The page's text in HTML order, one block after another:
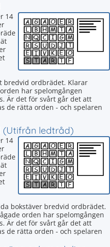
14
bredvid ordbrädet. Klarar
har spelomgången
Är det för svårt går det att
de rätta orden - och spelaren
(Utifrån ledtråd)
14
bokstäver bredvid ordbrädet.
orden har spelomgången
Är det för svårt går det att
de rätta orden - och spelaren